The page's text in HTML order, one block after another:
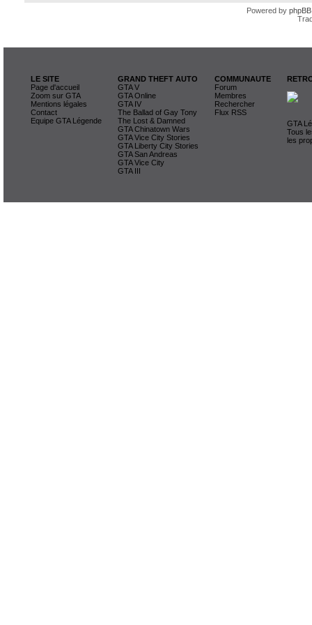
Powered by phpBB
LE SITE
Page d'accueil
Zoom sur GTA
Mentions légales
Contact
Equipe GTA Légende
GRAND THEFT AUTO
GTA V
GTA Online
GTA IV
The Ballad of Gay Tony
The Lost & Damned
GTA Chinatown Wars
GTA Vice City Stories
GTA Liberty City Stories
GTA San Andreas
GTA Vice City
GTA III
COMMUNAUTE
Forum
Membres
Rechercher
Flux RSS
GTA
Tous
les